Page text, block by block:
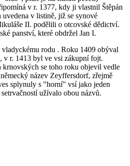
v r. 1377, kdy ji vlastnil Štěpán
v listině, již se synové
II. podělili o otcovské dědictví.
panství, které obdržel Jan I.
rodu . Roku 1409 obýval
v r. 1413 byl ve vsi zákupní fojt.
krnovských se toho roku objevil vedle
název Zeyffersdorf, zřejmě
splynuly s "horní" vsí jako jeden
užívalo obou názvů.